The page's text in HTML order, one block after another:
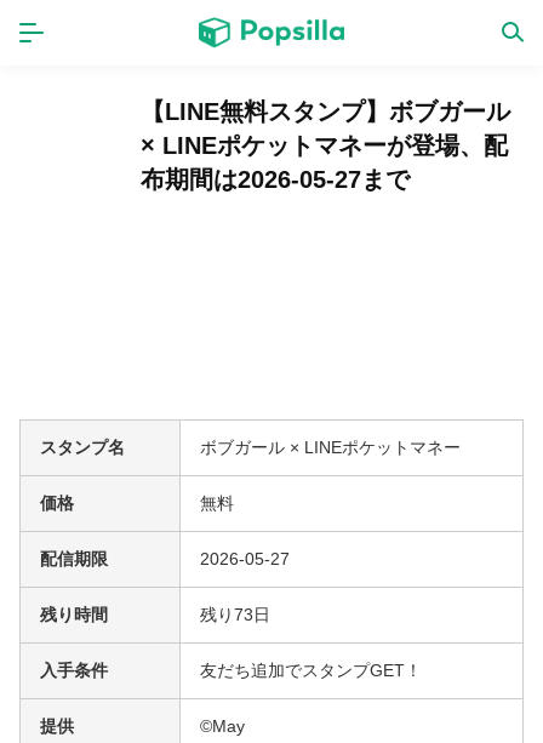
新作
トピック
【LINE無料スタンプ】ボブガール
× LINEポケットマネーが登場、配
布期間は2026-05-27まで
スタンプ名 ボブガール × LINEポケットマネー
価格 無料
配信期限 2026-05-27
残り時間 残り73日
入手条件 友だち追加でスタンプGET！
提供 ©May